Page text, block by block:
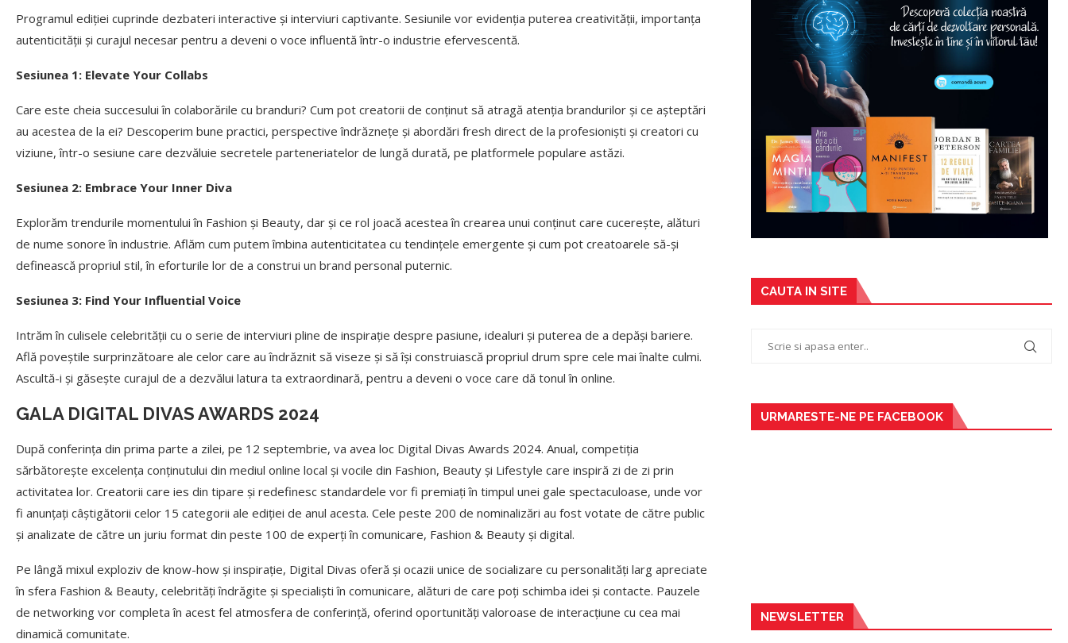
Programul ediției cuprinde dezbateri interactive și interviuri captivante. Sesiunile vor evidenția puterea creativității, importanța
autenticității și curajul necesar pentru a deveni o voce influentă într-o industrie efervescentă.
Sesiunea 1: Elevate Your Collabs
Care este cheia succesului în colaborările cu branduri? Cum pot creatorii de conținut să atragă atenția brandurilor și ce așteptări
au acestea de la ei? Descoperim bune practici, perspective îndrăznețe și abordări fresh direct de la profesioniști și creatori cu
viziune, într-o sesiune care dezvăluie secretele parteneriatelor de lungă durată, pe platformele populare astăzi.
Sesiunea 2: Embrace Your Inner Diva
Explorăm trendurile momentului în Fashion și Beauty, dar și ce rol joacă acestea în crearea unui conținut care cucerește, alături
de nume sonore în industrie. Aflăm cum putem îmbina autenticitatea cu tendințele emergente și cum pot creatoarele să-și
definească propriul stil, în eforturile lor de a construi un brand personal puternic.
Sesiunea 3: Find Your Influential Voice
Intrăm în culisele celebrității cu o serie de interviuri pline de inspirație despre pasiune, idealuri și puterea de a depăși bariere.
Află poveștile surprinzătoare ale celor care au îndrăznit să viseze și să își construiască propriul drum spre cele mai înalte culmi.
Ascultă-i și găsește curajul de a dezvălui latura ta extraordinară, pentru a deveni o voce care dă tonul în online.
GALA DIGITAL DIVAS AWARDS 2024
După conferința din prima parte a zilei, pe 12 septembrie, va avea loc Digital Divas Awards 2024. Anual, competiția
sărbătorește excelența conținutului din mediul online local și vocile din Fashion, Beauty și Lifestyle care inspiră zi de zi prin
activitatea lor. Creatorii care ies din tipare și redefinesc standardele vor fi premiați în timpul unei gale spectaculoase, unde vor
fi anunțați câștigătorii celor 15 categorii ale ediției de anul acesta. Cele peste 200 de nominalizări au fost votate de către public
și analizate de către un juriu format din peste 100 de experți în comunicare, Fashion & Beauty și digital.
Pe lângă mixul exploziv de know-how și inspirație, Digital Divas oferă și ocazii unice de socializare cu personalități larg apreciate
în sfera Fashion & Beauty, celebrități îndrăgite și specialiști în comunicare, alături de care poți schimba idei și contacte. Pauzele
de networking vor completa în acest fel atmosfera de conferință, oferind oportunități valoroase de interacțiune cu cea mai
dinamică comunitate.
CAUTA IN SITE
URMARESTE-NE PE FACEBOOK
NEWSLETTER